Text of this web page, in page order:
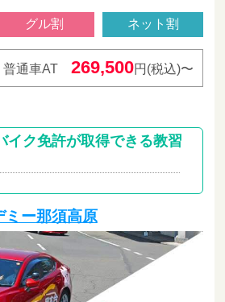
グル割 ネット割
普通車AT 269,500円(税込)〜
イク免許が取得できる教習
ミー那須高原